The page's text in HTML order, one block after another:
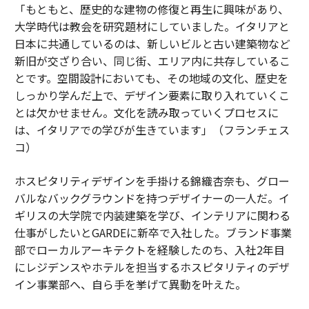
「もともと、歴史的な建物の修復と再生に興味があり、
大学時代は教会を研究題材にしていました。イタリアと
日本に共通しているのは、新しいビルと古い建築物など
新旧が交ざり合い、同じ街、エリア内に共存しているこ
とです。空間設計においても、その地域の文化、歴史を
しっかり学んだ上で、デザイン要素に取り入れていくこ
とは欠かせません。文化を読み取っていくプロセスに
は、イタリアでの学びが生きています」（フランチェス
コ）
ホスピタリティデザインを手掛ける錦織杏奈も、グロー
バルなバックグラウンドを持つデザイナーの一人だ。イ
ギリスの大学院で内装建築を学び、インテリアに関わる
仕事がしたいとGARDEに新卒で入社した。ブランド事業
部でローカルアーキテクトを経験したのち、入社2年目
にレジデンスやホテルを担当するホスピタリティのデザ
イン事業部へ、自ら手を挙げて異動を叶えた。